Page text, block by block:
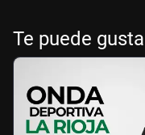
Te puede